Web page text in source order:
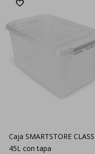
Caja SMARTSTORE
45L con tapa